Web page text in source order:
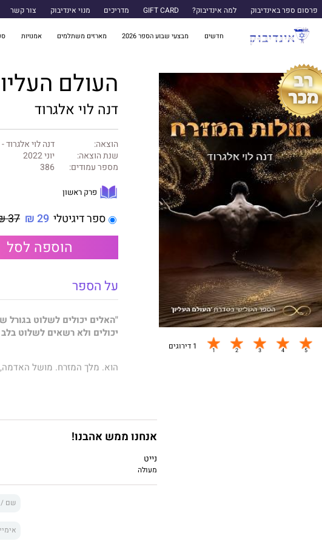
פרסום ספר באינדיבוק למה אינדיבוק? GIFT CARD מדריכים מנוי אינדיבוק צור קשר
חדשים מבצעי שבוע הספר 2026 מארזים משתלמים אמנויות
1 דירוגים
העולם העליון 3 - חולות
דנה לוי אלגרוד
הוצאה:
דנה לוי
שנת הוצאה:
יוני 2022
מספר עמודים:
386
פרק ראשון
ספר דיגיטלי 29 ₪
37 ₪
הוספה לסל
על הספר
"האלים יכולים לשלוט בגורל
יכולים ולא רשאים לשלוט
הוא. מלך המזרח. מושל
חייתי בעולם שלי, עולם רגיל
שיחה אחת עם גבר שמימי
הוא חשף בפניי שחייתי
אנחנו ממש אהבנו!
נייט
מעולה